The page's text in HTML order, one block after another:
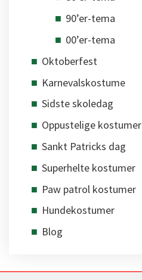
90’er-tema
00’er-tema
Oktoberfest
Karnevalskostume
Sidste skoledag
Oppustelige kostumer
Sankt Patricks dag
Superhelte kostumer
Paw patrol kostumer
Hundekostumer
Blog